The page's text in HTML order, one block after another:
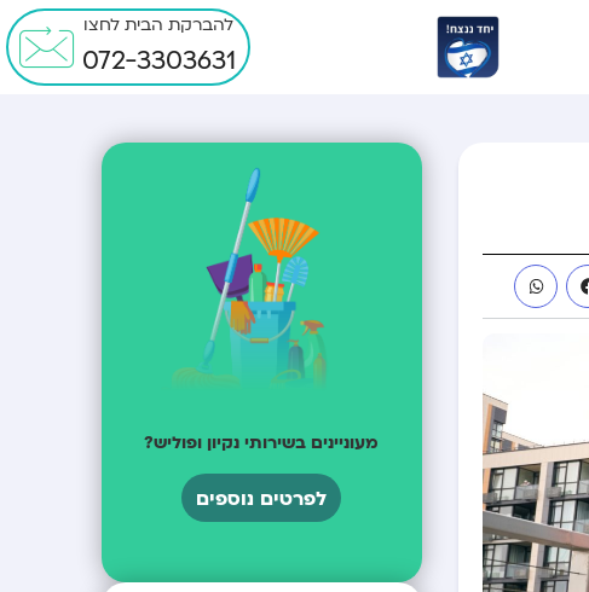
להברקת הבית לחצו
072-3303631
מעוניינים בשירותי נקיון ופוליש?
לפרטים נוספים